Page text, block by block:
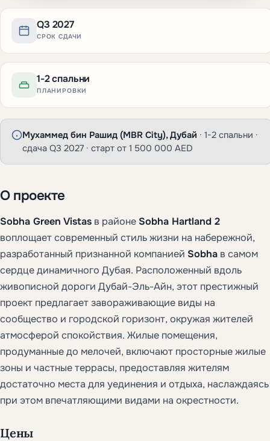
Q3 2027
СРОК СДАЧИ
1-2 спальни
ПЛАНИРОВКИ
Мухаммед бин Рашид (MBR City), Дубай · 1-2 спальни ·
сдача Q3 2027 · старт от 1 500 000 AED
О проекте
Sobha Green Vistas в районе Sobha Hartland 2
воплощает современный стиль жизни на набережной,
разработанный признанной компанией Sobha в самом
сердце динамичного Дубая. Расположенный вдоль
живописной дороги Дубай-Эль-Айн, этот престижный
проект предлагает завораживающие виды на
сообщество и городской горизонт, окружая жителей
атмосферой спокойствия. Жилые помещения,
продуманные до мелочей, включают просторные жилые
зоны и частные террасы, предоставляя жителям
достаточно места для уединения и отдыха, наслаждаясь
при этом впечатляющими видами на окрестности.
Цены